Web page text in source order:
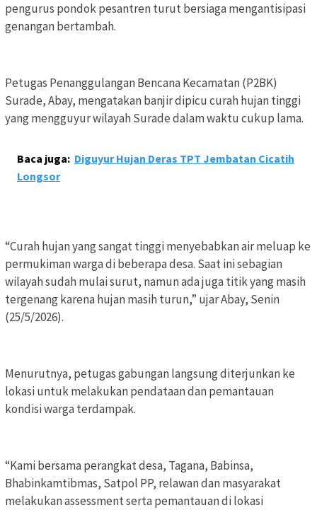
pengurus pondok pesantren turut bersiaga mengantisipasi
genangan bertambah.
Petugas Penanggulangan Bencana Kecamatan (P2BK)
Surade, Abay, mengatakan banjir dipicu curah hujan tinggi
yang mengguyur wilayah Surade dalam waktu cukup lama.
Baca juga: Diguyur Hujan Deras TPT Jembatan Cicatih
Longsor
“Curah hujan yang sangat tinggi menyebabkan air meluap ke
permukiman warga di beberapa desa. Saat ini sebagian
wilayah sudah mulai surut, namun ada juga titik yang masih
tergenang karena hujan masih turun,” ujar Abay, Senin
(25/5/2026).
Menurutnya, petugas gabungan langsung diterjunkan ke
lokasi untuk melakukan pendataan dan pemantauan
kondisi warga terdampak.
“Kami bersama perangkat desa, Tagana, Babinsa,
Bhabinkamtibmas, Satpol PP, relawan dan masyarakat
melakukan assessment serta pemantauan di lokasi